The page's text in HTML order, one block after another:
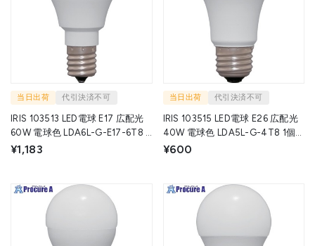
当日出荷 代引決済不可
IRIS 103513 LED電球 E17 広配光
60W 電球色 LDA6L-G-E17-6T8 1
個 ▼525-0105
¥1,183
当日出荷 代引決済不可
IRIS 103515 LED電球 E26 広配光
40W 電球色 LDA5L-G-4T8 1個
▼525-0119
¥600